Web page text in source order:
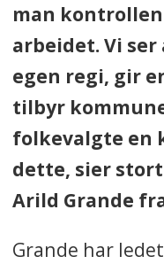
man
arbeidet. Vi
egen regi, gir
tilbyr
folkevalgte en
dette, sier
Arild Grande
Grande har